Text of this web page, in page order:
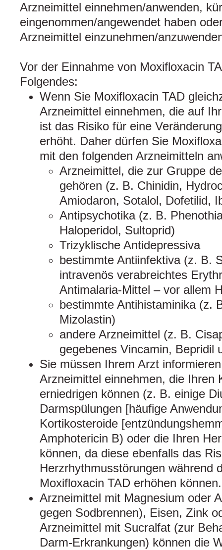
Arzneimittel einnehmen/anwenden,
eingenommen/angewendet haben
Arzneimittel einzunehmen/
Vor der Einnahme von Moxifloxacin
Folgendes:
Wenn Sie Moxifloxacin TAD
Arzneimittel einnehmen, die auf
ist das Risiko für eine
erhöht. Daher dürfen Sie
mit den folgenden Arzneimitteln
Arzneimittel, die zur Gruppe
gehören (z. B. Chinidin,
Amiodaron, Sotalol, Dofetilid,
Antipsychotika (z. B.
Haloperidol, Sultoprid)
Trizyklische Antidepressiva
bestimmte Antiinfektiva (z. B.
intravenös verabreichtes
Antimalaria-Mittel – vor allem
bestimmte Antihistaminika (z.
Mizolastin)
andere Arzneimittel (z. B.
gegebenes Vincamin, Bepridil
Sie müssen Ihrem Arzt
Arzneimittel einnehmen, die Ihren
erniedrigen können (z. B. einige
Darmspülungen [häufige
Kortikosteroide
Amphotericin B) oder die Ihren
können, da diese ebenfalls das
Herzrhythmusstörungen während
Moxifloxacin TAD erhöhen können.
Arzneimittel mit Magnesium oder
gegen Sodbrennen), Eisen, Zink
Arzneimittel mit Sucralfat (zur
Darm-Erkrankungen) können die